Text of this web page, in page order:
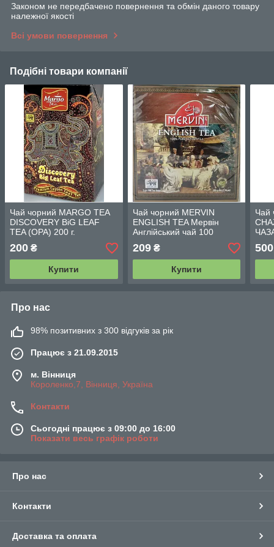
Законом не передбачено повернення та обмін даного товару
належної якості
Всі умови повернення
Подібні товари компанії
Чай чорний MARGO TEA
DISCOVERY BiG LEAF
TEA (OPA) 200 г.
200 ₴
Купити
Чай чорний MERVIN
ENGLISH TEA Мервін
Англійський чай 100
пакетиків
209₴
Купити
Чай
500
Про нас
98% позитивних з 300 відгуків за рік
Працює з 21.09.2015
м. Вінниця
Короленко,7, Вінниця, Україна
Контакти
Сьогодні працює з 09:00 до 16:00
Показати весь графік роботи
Про нас
Контакти
Доставка та оплата